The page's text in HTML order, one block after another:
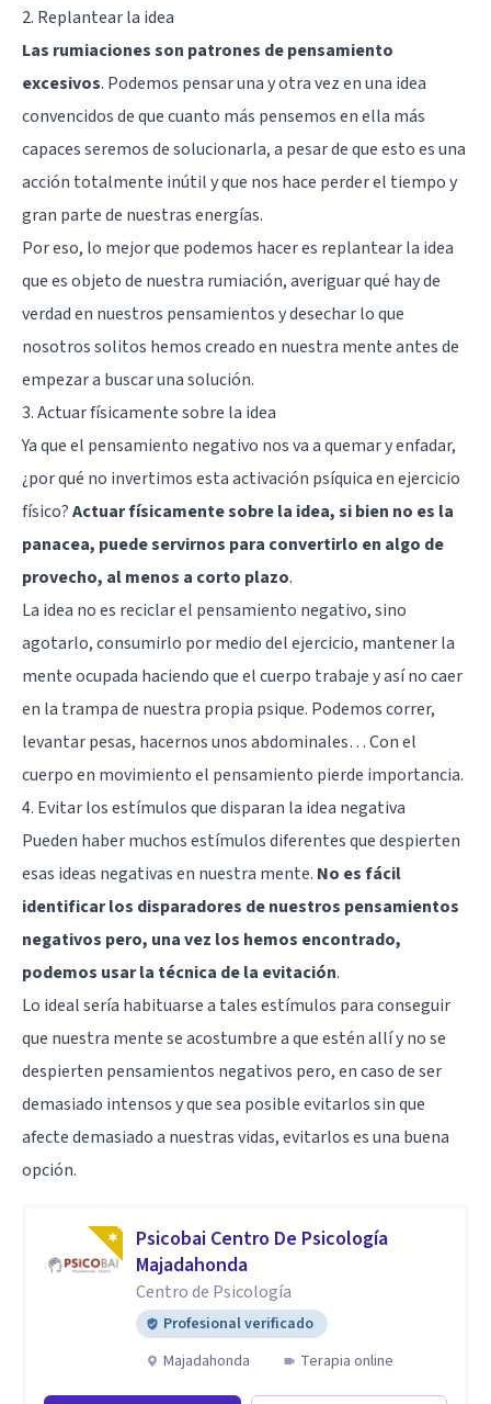
2. Replantear la idea
Las rumiaciones son patrones de pensamiento
excesivos. Podemos pensar una y otra vez en una idea
convencidos de que cuanto más pensemos en ella más
capaces seremos de solucionarla, a pesar de que esto es una
acción totalmente inútil y que nos hace perder el tiempo y
gran parte de nuestras energías.
Por eso, lo mejor que podemos hacer es replantear la idea
que es objeto de nuestra rumiación, averiguar qué hay de
verdad en nuestros pensamientos y desechar lo que
nosotros solitos hemos creado en nuestra mente antes de
empezar a buscar una solución.
3. Actuar físicamente sobre la idea
Ya que el pensamiento negativo nos va a quemar y enfadar,
¿por qué no invertimos esta activación psíquica en ejercicio
físico?Actuar físicamente sobre la idea, si bien no es la
panacea, puede servirnos para convertirlo en algo de
provecho, al menos a corto plazo.
La idea no es reciclar el pensamiento negativo, sino
agotarlo, consumirlo por medio del ejercicio, mantener la
mente ocupada haciendo que el cuerpo trabaje y así no caer
en la trampa de nuestra propia psique. Podemos correr,
levantar pesas, hacernos unos abdominales… Con el
cuerpo en movimiento el pensamiento pierde importancia.
4. Evitar los estímulos que disparan la idea negativa
Pueden haber muchos estímulos diferentes que despierten
esas ideas negativas en nuestra mente. No es fácil
identificar los disparadores de nuestros pensamientos
negativos pero, una vez los hemos encontrado,
podemos usar la técnica de la evitación.
Lo ideal sería habituarse a tales estímulos para conseguir
que nuestra mente se acostumbre a que estén allí y no se
despierten pensamientos negativos pero, en caso de ser
demasiado intensos y que sea posible evitarlos sin que
afecte demasiado a nuestras vidas, evitarlos es una buena
opción.
Psicobai Centro De Psicología
Majadahonda
Centro de Psicología
Profesional verificado
Majadahonda
Terapia online